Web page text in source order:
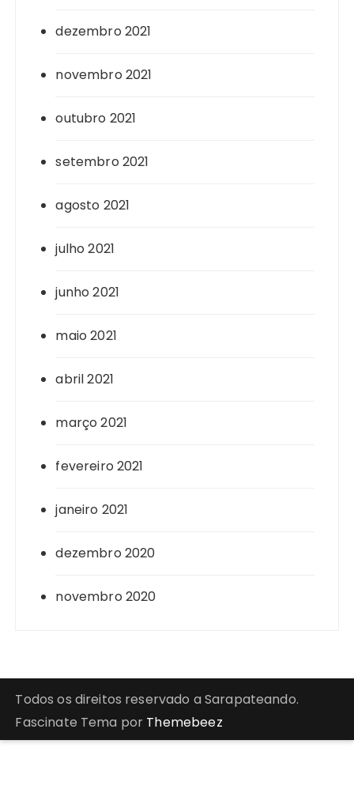
dezembro 2021
novembro 2021
outubro 2021
setembro 2021
agosto 2021
julho 2021
junho 2021
maio 2021
abril 2021
março 2021
fevereiro 2021
janeiro 2021
dezembro 2020
novembro 2020
Todos os direitos reservado a Sarapateando.
Fascinate Tema por Themebeez